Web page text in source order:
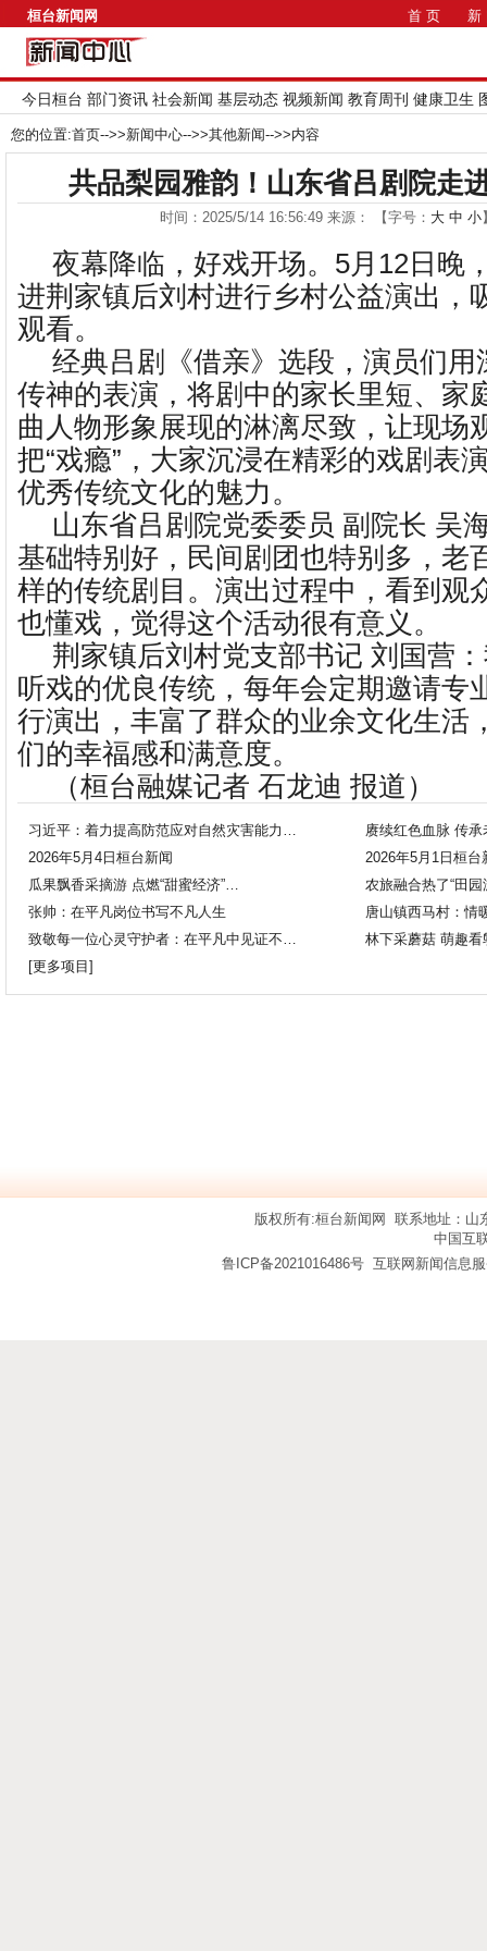
桓台新闻网 首 页 新
今日桓台 部门资讯 社会新闻 基层动态 视频新闻 教育周刊 健康卫生
您的位置:首页-->>新闻中心-->>其他新闻-->>内容
共品梨园雅韵！山东省吕剧院走
时间：2025/5/14 16:56:49 来源： 【字号： 大 中 小
夜幕降临，好戏开场。5月12日晚
进荆家镇后刘村进行乡村公益演出，
观看。
经典吕剧《借亲》选段，演员们用
传神的表演，将剧中的家长里短、家
曲人物形象展现的淋漓尽致，让现场
把“戏瘾”，大家沉浸在精彩的戏剧表
优秀传统文化的魅力。
山东省吕剧院党委委员 副院长 吴
基础特别好，民间剧团也特别多，老
样的传统剧目。演出过程中，看到观
也懂戏，觉得这个活动很有意义。
荆家镇后刘村党支部书记 刘国营
听戏的优良传统，每年会定期邀请专
行演出，丰富了群众的业余文化生活
们的幸福感和满意度。
（桓台融媒记者 石龙迪 报道）
习近平：着力提高防范应对自然灾害能力…
赓续红色血脉 传
2026年5月4日桓台新闻
2026年5月1日桓台
瓜果飘香采摘游 点燃“甜蜜经济”…
农旅融合热了“田园
张帅：在平凡岗位书写不凡人生
唐山镇西马村：
致敬每一位心灵守护者：在平凡中见证不…
林下采蘑菇 萌趣
[更多项目 ]
版权所有:桓台新闻网
联系地址：山
中国互
鲁ICP备2021016486号互联网新闻信息